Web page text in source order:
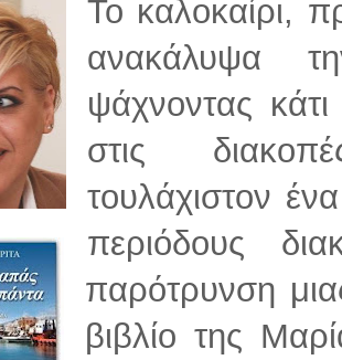
Το καλοκαίρι,
ανακάλυψα
ψάχνοντας
στις
τουλάχιστον
περιόδους
παρότρυνση
βιβλίο της